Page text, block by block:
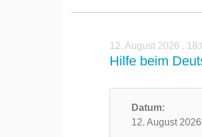
12. August 2026 ,
Hilfe beim
Datum:
12. August 2026